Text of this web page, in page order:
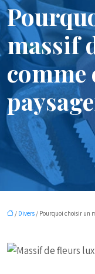
massif
comme
/ Divers / Pourquoi choisir un